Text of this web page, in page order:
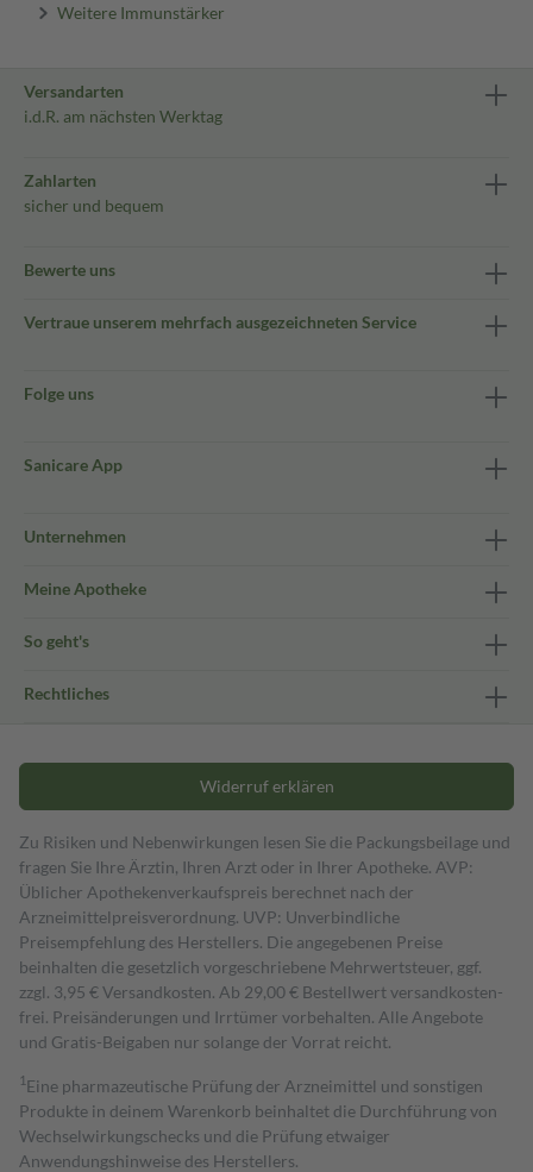
Weitere Immunstärker
Versandarten
i.d.R. am nächsten Werktag
Zahlarten
sicher und bequem
Bewerte uns
Vertraue unserem mehrfach ausgezeichneten Service
Folge uns
Sanicare App
Unternehmen
Meine Apotheke
So geht's
Rechtliches
Widerruf erklären
Zu Risiken und Nebenwirkungen lesen Sie die Packungsbeilage und
fragen Sie Ihre Ärztin, Ihren Arzt oder in Ihrer Apotheke. AVP:
Üblicher Apothekenverkaufspreis berechnet nach der
Arzneimittelpreisverordnung. UVP: Unverbindliche
Preisempfehlung des Herstellers. Die angegebenen Preise
beinhalten die gesetzlich vorgeschriebene Mehrwertsteuer, ggf.
zzgl. 3,95 € Versandkosten. Ab 29,00 € Bestell­wert versand­kosten­
frei. Preisänderungen und Irrtümer vorbehalten. Alle Angebote
und Gratis-Beigaben nur solange der Vorrat reicht.
1 Eine pharmazeutische Prüfung der Arzneimittel und sonstigen
Produkte in deinem Warenkorb beinhaltet die Durchführung von
Wechselwirkungschecks und die Prüfung etwaiger
Anwendungshinweise des Herstellers.